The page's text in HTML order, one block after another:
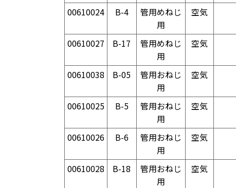
00610024 B-4
管用めねじ
用
空気
00610027 B-17
管用めねじ
用
空気
00610038 B-05
管用おねじ
用
空気
00610025 B-5
管用おねじ
用
空気
00610026 B-6
管用おねじ
用
空気
00610028 B-18
管用おねじ
用
空気